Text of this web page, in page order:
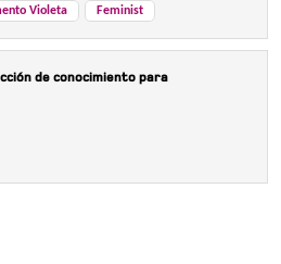
Violeta Feminist
de conocimiento para